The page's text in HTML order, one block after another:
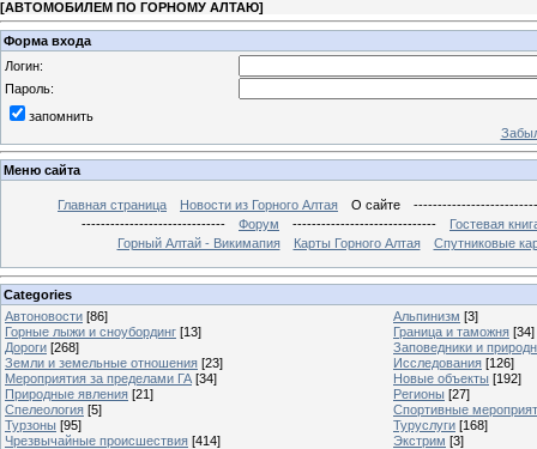
[АВТОМОБИЛЕМ ПО ГОРНОМУ АЛТАЮ]
Форма входа
Логин:
Пароль:
запомнить
Меню сайта
Главная страница Новости из Горного Алтая О сайте
------------------------------
Форум ------------------------------
Гостевая
Горный Алтай - Викимапия
Карты Горного Алтая Спутниковые
Categories
Автоновости [86] Альпинизм [3]
Горные лыжи и сноубординг [13] Граница и таможня [34]
Дороги [268]
Заповедники и
Земли и земельные отношения [23] Исследования [126]
Мероприятия за пределами ГА [34] Новые объекты [192]
Природные явления [21] Регионы [27]
Спелеология [5]
Спортивные
Турзоны [95] Туруслуги [168]
Чрезвычайные происшествия [414] Экстрим [3]